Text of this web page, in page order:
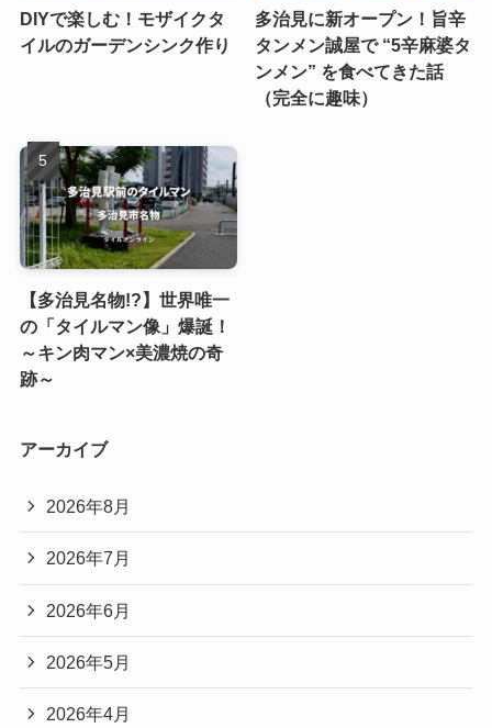
DIYで楽しむ！モザイクタ
イルのガーデンシンク作り
多治見に新オープン！旨辛
タンメン誠屋で “5辛麻婆タ
ンメン” を食べてきた話
（完全に趣味）
【多治見名物!?】世界唯一
の「タイルマン像」爆誕！
～キン肉マン×美濃焼の奇
跡～
アーカイブ
2026年8月
2026年7月
2026年6月
2026年5月
2026年4月